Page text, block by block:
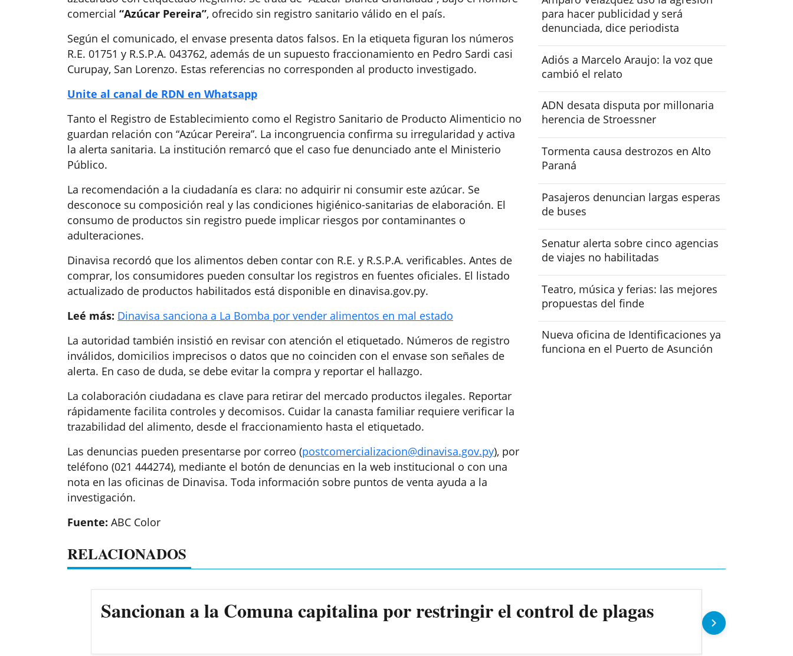
comercial “Azúcar Pereira”, ofrecido sin registro sanitario válido en el país.
Según el comunicado, el envase presenta datos falsos. En la etiqueta figuran los números
R.E. 01751 y R.S.P.A. 043762, además de un supuesto fraccionamiento en Pedro Sardi casi
Curupay, San Lorenzo. Estas referencias no corresponden al producto investigado.
Unite al canal de RDN en Whatsapp
Tanto el Registro de Establecimiento como el Registro Sanitario de Producto Alimenticio no
guardan relación con “Azúcar Pereira”. La incongruencia confirma su irregularidad y activa
la alerta sanitaria. La institución remarcó que el caso fue denunciado ante el Ministerio
Público.
La recomendación a la ciudadanía es clara: no adquirir ni consumir este azúcar. Se
desconoce su composición real y las condiciones higiénico-sanitarias de elaboración. El
consumo de productos sin registro puede implicar riesgos por contaminantes o
adulteraciones.
Dinavisa recordó que los alimentos deben contar con R.E. y R.S.P.A. verificables. Antes de
comprar, los consumidores pueden consultar los registros en fuentes oficiales. El listado
actualizado de productos habilitados está disponible en dinavisa.gov.py.
Leé más: Dinavisa sanciona a La Bomba por vender alimentos en mal estado
La autoridad también insistió en revisar con atención el etiquetado. Números de registro
inválidos, domicilios imprecisos o datos que no coinciden con el envase son señales de
alerta. En caso de duda, se debe evitar la compra y reportar el hallazgo.
La colaboración ciudadana es clave para retirar del mercado productos ilegales. Reportar
rápidamente facilita controles y decomisos. Cuidar la canasta familiar requiere verificar la
trazabilidad del alimento, desde el fraccionamiento hasta el etiquetado.
Las denuncias pueden presentarse por correo (postcomercializacion@dinavisa.gov.py), por
teléfono (021 444274), mediante el botón de denuncias en la web institucional o con una
nota en las oficinas de Dinavisa. Toda información sobre puntos de venta ayuda a la
investigación.
Fuente: ABC Color
para hacer publicidad y será
denunciada, dice periodista
Adiós a Marcelo Araujo: la voz que
cambió el relato
ADN desata disputa por millonaria
herencia de Stroessner
Tormenta causa destrozos en Alto
Paraná
Pasajeros denuncian largas esperas
de buses
Senatur alerta sobre cinco agencias
de viajes no habilitadas
Teatro, música y ferias: las mejores
propuestas del finde
Nueva oficina de Identificaciones ya
funciona en el Puerto de Asunción
RELACIONADOS
Sancionan a la Comuna capitalina por restringir el control de plagas